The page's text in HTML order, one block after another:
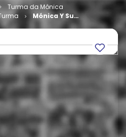
Turma da Mônica
Mónica Y Su
Pandilla # 35